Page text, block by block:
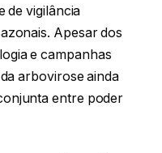
de vigilância
Apesar dos
e campanhas
arbovirose ainda
entre poder